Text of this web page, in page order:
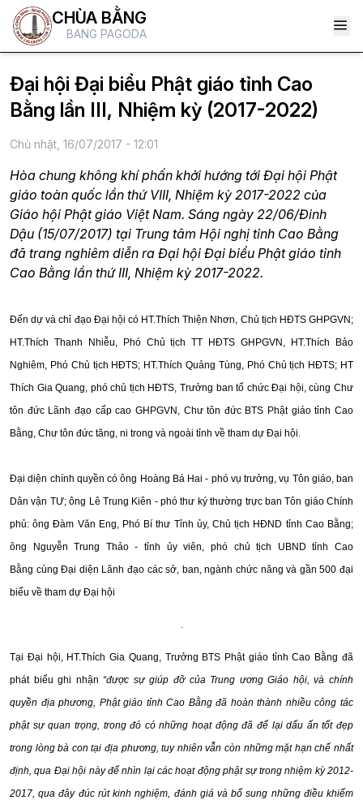
CHÙA BẰNG
BANG PAGODA
Đại hội Đại biểu Phật giáo tỉnh Cao
Bằng lần III, Nhiệm kỳ (2017-2022)
Chủ nhật, 16/07/2017 - 12:01
Hòa chung không khí phấn khởi hướng tới Đại hội Phật
giáo toàn quốc lần thứ VIII, Nhiệm kỳ 2017-2022 của
Giáo hội Phật giáo Việt Nam. Sáng ngày 22/06/Đinh
Dậu (15/07/2017) tại Trung tâm Hội nghị tỉnh Cao Bằng
đã trang nghiêm diễn ra Đại hội Đại biểu Phật giáo tỉnh
Cao Bằng lần thứ III, Nhiệm kỳ 2017-2022.
Đến dự và chỉ đạo Đại hội có HT.Thích Thiện Nhơn, Chủ tịch HĐTS GHPGVN;
HT.Thích Thanh Nhiễu, Phó Chủ tịch TT HĐTS GHPGVN, HT.Thích Bảo
Nghiêm, Phó Chủ tịch HĐTS; HT.Thích Quảng Tùng, Phó Chủ tịch HĐTS; HT
Thích Gia Quang, phó chủ tịch HĐTS, Trưởng ban tổ chức Đại hội, cùng Chư
tôn đức Lãnh đạo cấp cao GHPGVN, Chư tôn đức BTS Phật giáo tỉnh Cao
Bằng, Chư tôn đức tăng, ni trong và ngoài tỉnh về tham dự Đại hội.
Đại diện chính quyền có ông Hoàng Bá Hai - phó vụ trưởng, vụ Tôn giáo, ban
Dân vận TƯ; ông Lê Trung Kiên - phó thư ký thường trực ban Tôn giáo Chính
phủ: ông Đàm Văn Eng, Phó Bí thư Tỉnh ủy, Chủ tịch HĐND tỉnh Cao Bằng;
ông Nguyễn Trung Thảo - tỉnh ủy viên, phó chủ tịch UBND tỉnh Cao
Bằng cùng Đại diện Lãnh đạo các sở, ban, ngành chức năng và gần 500 đại
biểu về tham dự Đại hội
.
Tại Đại hội, HT.Thích Gia Quang, Trưởng BTS Phật giáo tỉnh Cao Bằng đã
phát biểu ghi nhận “được sự giúp đỡ của Trung ương Giáo hội, và chính
quyền địa phương, Phật giáo tỉnh Cao Bằng đã hoàn thành nhiều công tác
phật sự quan trọng, trong đó có những hoạt động đã để lại dấu ấn tốt đẹp
trong lòng bà con tại địa phương, tuy nhiên vẫn còn những mặt hạn chế nhất
định, qua Đại hội này để nhìn lại các hoạt động phật sự trong nhiệm kỳ 2012-
2017, qua đây đúc rút kinh nghiệm, đánh giá và bổ sung những điều khiếm